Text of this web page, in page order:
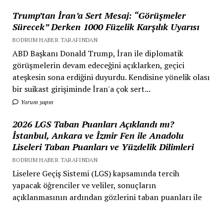
Trump’tan İran’a Sert Mesaj: “Görüşmeler
Sürecek” Derken 1000 Füzelik Karşılık Uyarısı
BODRUM HABER TARAFINDAN
ABD Başkanı Donald Trump, İran ile diplomatik
görüşmelerin devam edeceğini açıklarken, geçici
ateşkesin sona erdiğini duyurdu. Kendisine yönelik olası
bir suikast girişiminde İran'a çok sert...
Yorum yapın
2026 LGS Taban Puanları Açıklandı mı?
İstanbul, Ankara ve İzmir Fen ile Anadolu
Liseleri Taban Puanları ve Yüzdelik Dilimleri
BODRUM HABER TARAFINDAN
Liselere Geçiş Sistemi (LGS) kapsamında tercih
yapacak öğrenciler ve veliler, sonuçların
açıklanmasının ardından gözlerini taban puanları ile